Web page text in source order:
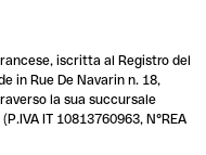
iscritta al Registro del
in Rue De Navarin n. 18,
la sua succursale
IT 10813760963, N°REA